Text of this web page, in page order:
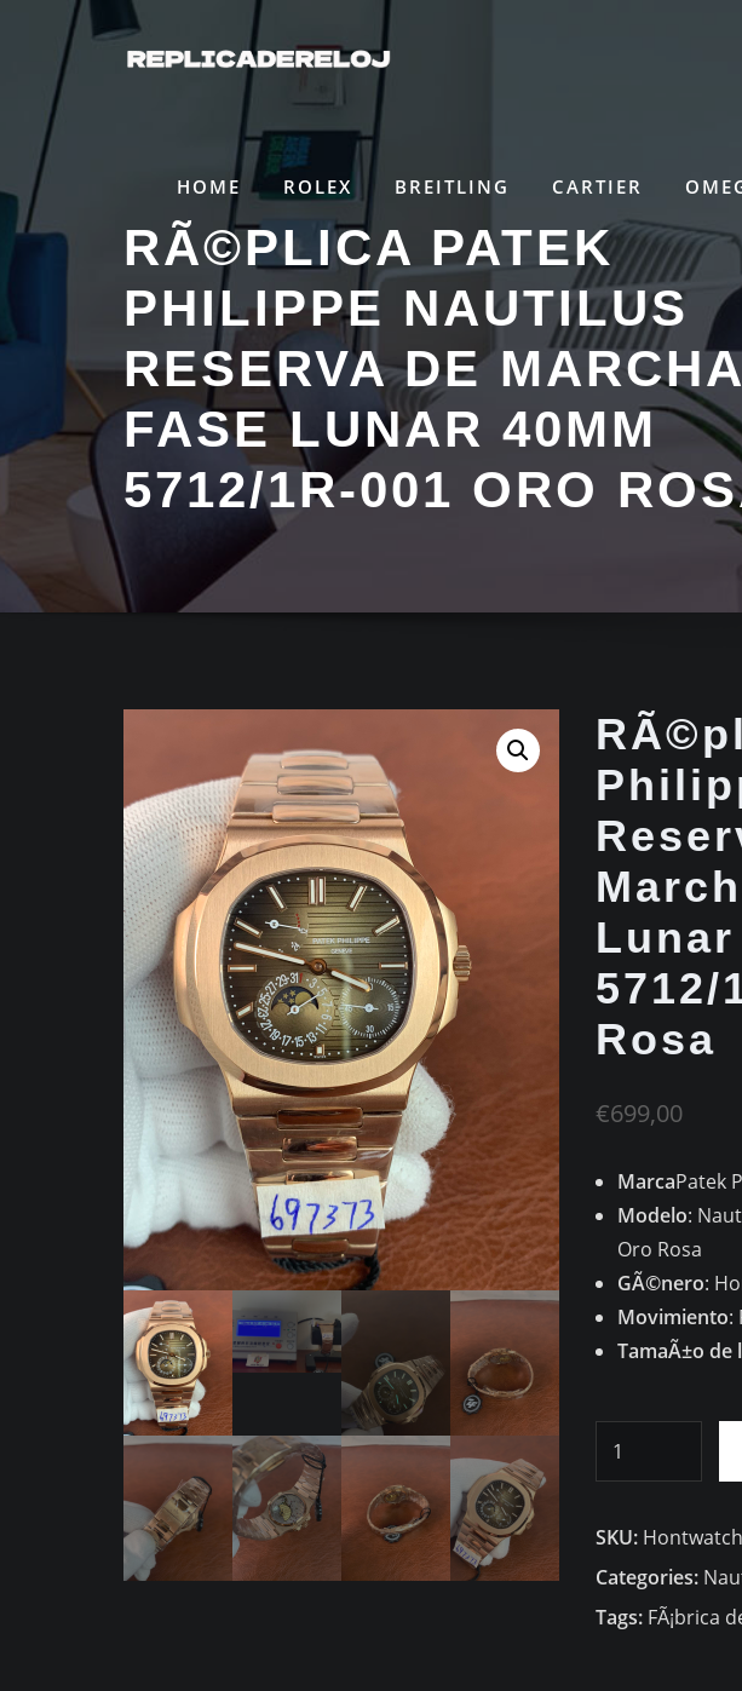
contenido
HOME ROLEX BREITLING CARTIER
RÃ©PLICA PATEK
PHILIPPE NAUTILUS
RESERVA DE MARCHA
FASE LUNAR 40MM
5712/1R-001 ORO
Lunar
5712/
Rosa
€699,00
MarcaPatek
Modelo:
Oro Rosa
GÃ©nero:
Movimiento:
TamaÃ±o de
Nautilus
Reserva
de
SKU:
Categories:
Tags: FÃ¡brica